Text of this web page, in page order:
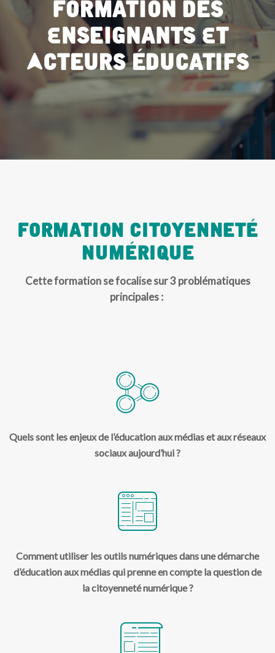
Formation Des
Enseignants Et
Acteurs Éducatifs
Formation Citoyenneté
Numérique
Cette formation se focalise sur 3 problématiques
principales :
Quels sont les enjeux de l’éducation aux médias et aux réseaux
sociaux aujourd’hui ?
Comment utiliser les outils numériques dans une démarche
d’éducation aux médias qui prenne en compte la question de
la citoyenneté numérique ?